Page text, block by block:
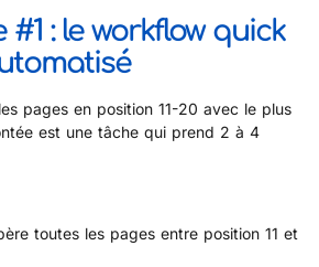
#1 : le workflow quick
pages en position 11-20 avec le plus
est une tâche qui prend 2 à 4
toutes les pages entre position 11 et